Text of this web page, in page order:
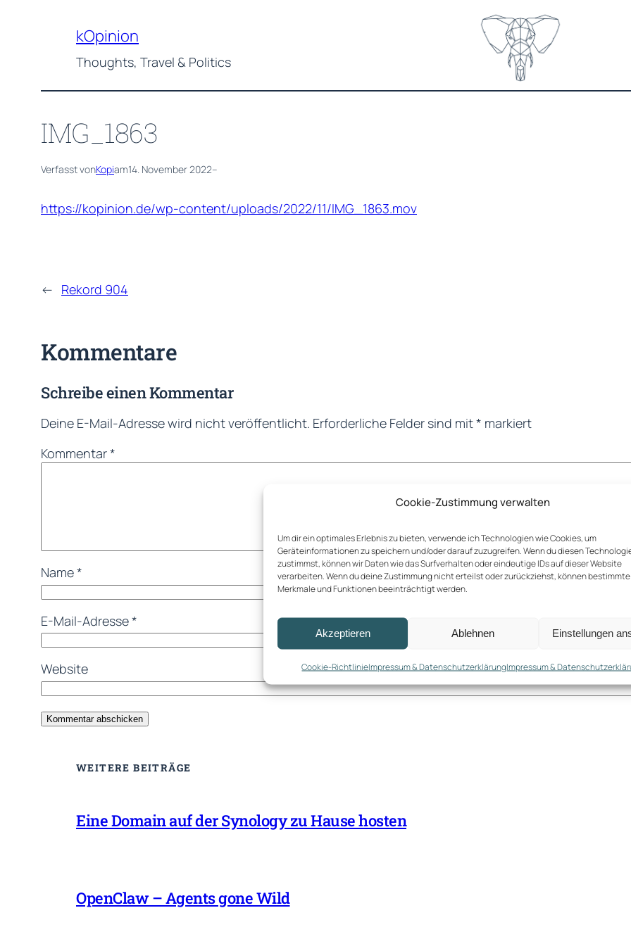
Cookie-Zustimmung verwalten
Um dir ein optimales Erlebnis zu bieten, verwende ich Technologien wie Cookies, um
Geräteinformationen zu speichern und/oder darauf zuzugreifen. Wenn du diesen
zustimmst, können wir Daten wie das Surfverhalten oder eindeutige IDs auf dieser Website
verarbeiten. Wenn du deine Zustimmung nicht erteilst oder zurückziehst, können bestimmte
Merkmale und Funktionen beeinträchtigt werden.
Akzeptieren Ablehnen Einstellungen
Cookie-RichtlinieImpressum & DatenschutzerklärungImpressum &
kOpinion
Thoughts, Travel & Politics
IMG_1863
Verfasst vonKopiam14. November 2022–
https://kopinion.de/wp-content/uploads/2022/11/IMG_1863.mov
← Rekord 904
Kommentare
Schreibe einen Kommentar
Deine E-Mail-Adresse wird nicht veröffentlicht. Erforderliche Felder sind mit* markiert
Kommentar*
Name*
E-Mail-Adresse*
Website
WEITERE BEITRÄGE
Eine Domain auf der Synology zu Hause hosten
OpenClaw – Agents gone Wild